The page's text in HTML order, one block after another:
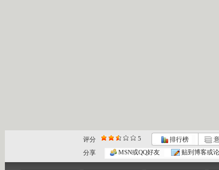
评分 5 排行榜
分享
MSN或QQ好友 贴到博客或